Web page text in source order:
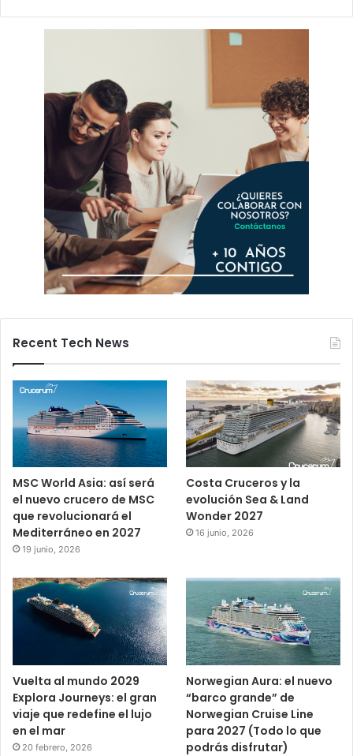
Recent Tech News
MSC World Asia: así será
el nuevo crucero de MSC
que revolucionará el
Mediterráneo en 2027
19 junio, 2026
Costa Cruceros y la
evolución Sea & Land
Wonder 2027
16 junio, 2026
Vuelta al mundo 2029
Explora Journeys: el gran
viaje que redefine el lujo
en el mar
20 febrero, 2026
Norwegian Aura: el nuevo
“barco grande” de
Norwegian Cruise Line
para 2027 (Todo lo que
podrás disfrutar)